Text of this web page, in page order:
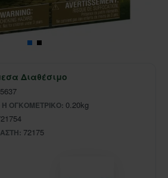
Διαθέσιμο
ΟΓΚΟΜΕΤΡΙΚΌ: 0.20kg
72175